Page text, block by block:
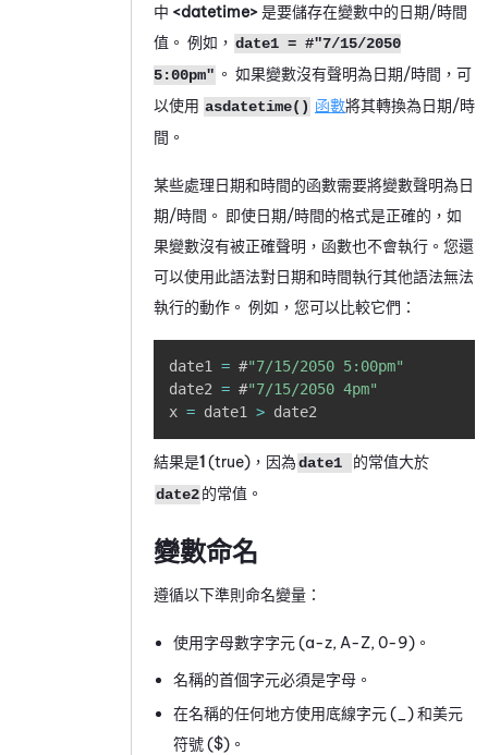
中 <datetime>是要儲存在變數中的日期/時間
值。 例如， date1 = #"7/15/2050
5:00pm" 。 如果變數沒有聲明為日期/時間，可
以使用 asdatetime() 函數將其轉換為日期/時
間。
某些處理日期和時間的函數需要將變數聲明為日
期/時間。 即使日期/時間的格式是正確的，如
果變數沒有被正確聲明，函數也不會執行。您還
可以使用此語法對日期和時間執行其他語法無法
執行的動作。 例如，您可以比較它們：
date1 = #"7/15/2050 5:00pm"
date2 = #"7/15/2050 4pm"
x = date1 > date2
結果是1(true)，因為date1 的常值大於
date2的常值。
變數命名
遵循以下準則命名變量：
使用字母數字字元 (a-z, A-Z, 0-9)。
名稱的首個字元必須是字母。
在名稱的任何地方使用底線字元 ( ) 和美元
符號 ($)。